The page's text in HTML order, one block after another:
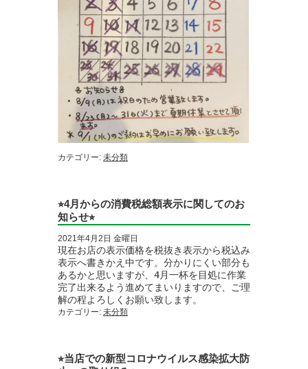
カテゴリー: 未分類
⭐︎4月からの消費税総額表示に関してのお
知らせ⭐︎
2021年4月2日 金曜日
現在お店の表示価格を税抜き表示から税込み
表示へ書きかえ中です。分かりにくい部分も
あるかと思いますが、4月一杯を目処に作業
完了出来るよう進めてまいりますので、ご理
解の程よろしくお願い致します。
カテゴリー: 未分類
⭐︎当店での新型コロナウイルス感染拡大防